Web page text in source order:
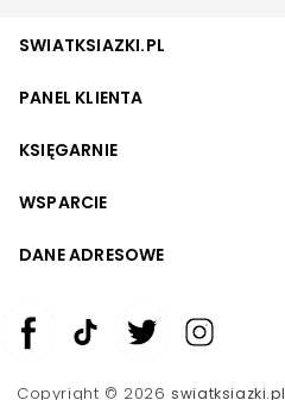
SWIATKSIAZKI.PL
PANEL KLIENTA
KSIĘGARNIE
WSPARCIE
DANE ADRESOWE
Copyright © 2026swiatksiazki.pl
Zwiększ rozmiar czcionki